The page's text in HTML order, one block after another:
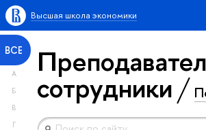
Высшая школа экономики
ВСЕ
А
Б
В
Г
сотрудники